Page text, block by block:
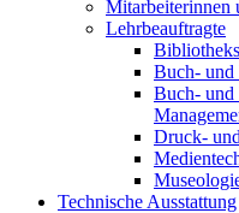
Mitarbeiterinnen
Lehrbeauftragte
Buch- und
Buch- und
Druck-
Technische Ausstattung